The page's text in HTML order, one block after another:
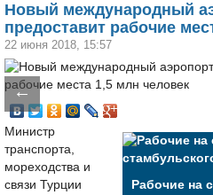
Новый международный
предоставит рабочие
22 июня 2018, 15:57
←
Рабочие на
Министр
транспорта,
мореходства и
связи Турции